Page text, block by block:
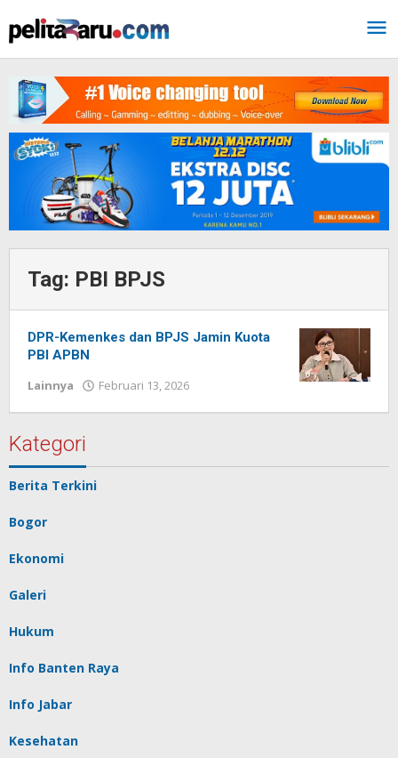
ke
konten
Tag: PBI BPJS
DPR-Kemenkes dan BPJS Jamin Kuota
PBI APBN
Lainnya
Februari 13, 2026
Kategori
Berita Terkini
Bogor
Ekonomi
Galeri
Hukum
Info Banten Raya
Info Jabar
Kesehatan